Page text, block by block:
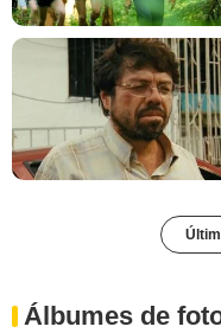
Álbumes de